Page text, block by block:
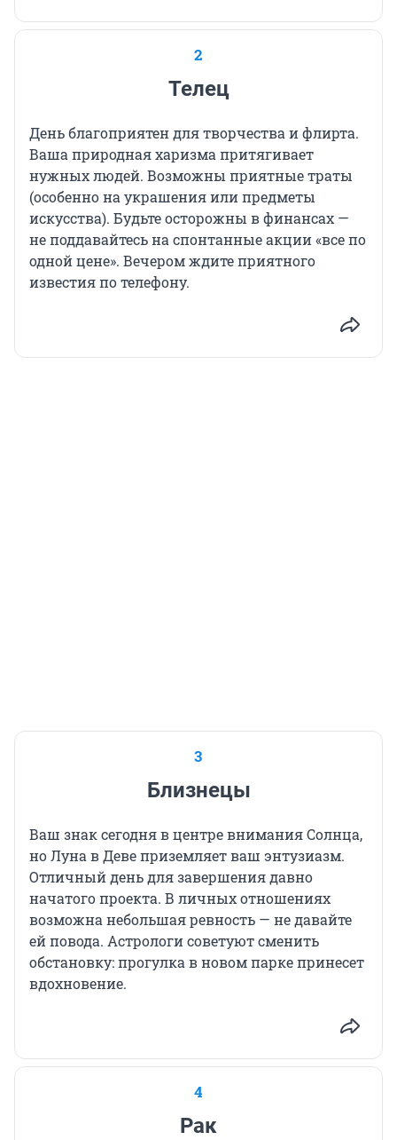
2
Телец
День благоприятен для творчества и флирта.
Ваша природная харизма притягивает
нужных людей. Возможны приятные траты
(особенно на украшения или предметы
искусства). Будьте осторожны в финансах —
не поддавайтесь на спонтанные акции «все по
одной цене». Вечером ждите приятного
известия по телефону.
3
Близнецы
Ваш знак сегодня в центре внимания Солнца,
но Луна в Деве приземляет ваш энтузиазм.
Отличный день для завершения давно
начатого проекта. В личных отношениях
возможна небольшая ревность — не давайте
ей повода. Астрологи советуют сменить
обстановку: прогулка в новом парке принесет
вдохновение.
4
Рак